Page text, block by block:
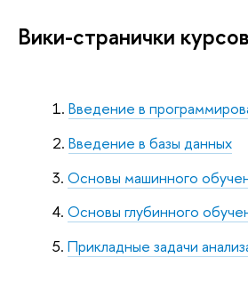
Вики-странички
Введение в
Введение в базы данных
Основы машинного
Основы глубинного
Прикладные задачи